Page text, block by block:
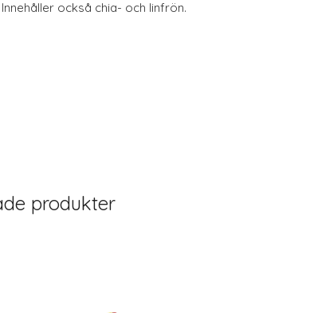
Innehåller också chia- och linfrön.
produkter